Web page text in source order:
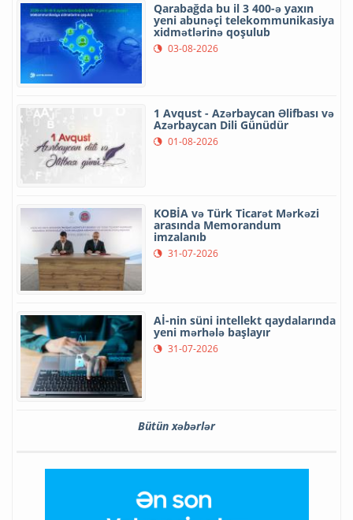
Qarabağda bu il 3 400-ə yaxın
yeni abunəçi telekommunikasiya
xidmətlərinə qoşulub
03-08-2026
1 Avqust - Azərbaycan Əlifbası və
Azərbaycan Dili Günüdür
01-08-2026
KOBİA və Türk Ticarət Mərkəzi
arasında Memorandum
imzalanıb
31-07-2026
Aİ-nin süni intellekt qaydalarında
yeni mərhələ başlayır
31-07-2026
Bütün xəbərlər